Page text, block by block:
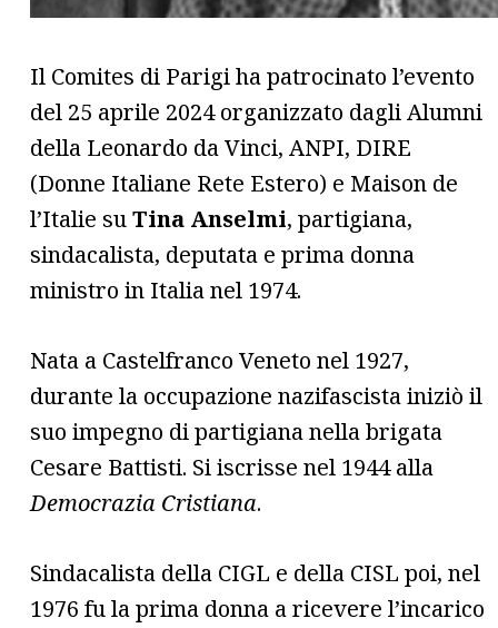
Il Comites di Parigi ha patrocinato l’evento
del 25 aprile 2024 organizzato dagli Alumni
della Leonardo da Vinci, ANPI, DIRE
(Donne Italiane Rete Estero) e Maison de
l’Italie suTina Anselmi, partigiana,
sindacalista, deputata e prima donna
ministro in Italia nel 1974.
Nata a Castelfranco Veneto nel 1927,
durante la occupazione nazifascista iniziò il
suo impegno di partigiana nella brigata
Cesare Battisti. Si iscrisse nel 1944 alla
Democrazia Cristiana.
Sindacalista della CIGL e della CISL poi, nel
1976 fu la prima donna a ricevere l’incarico